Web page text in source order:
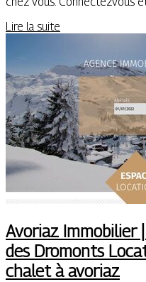
Lire la suite
Avoriaz Immobilier
des Dromonts
chalet à avoriaz